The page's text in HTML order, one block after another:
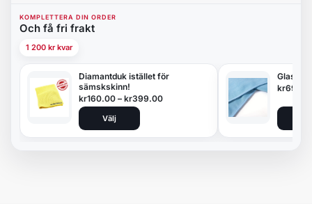
KOMPLETTERA DIN ORDER
Och få fri frakt
1 200 kr kvar
Diamantduk istället för
sämskskinn!
kr160.00 – kr399.00
Välj
kr69.00